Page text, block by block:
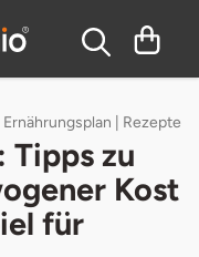
| Rezepte
Tipps zu
Kost
für